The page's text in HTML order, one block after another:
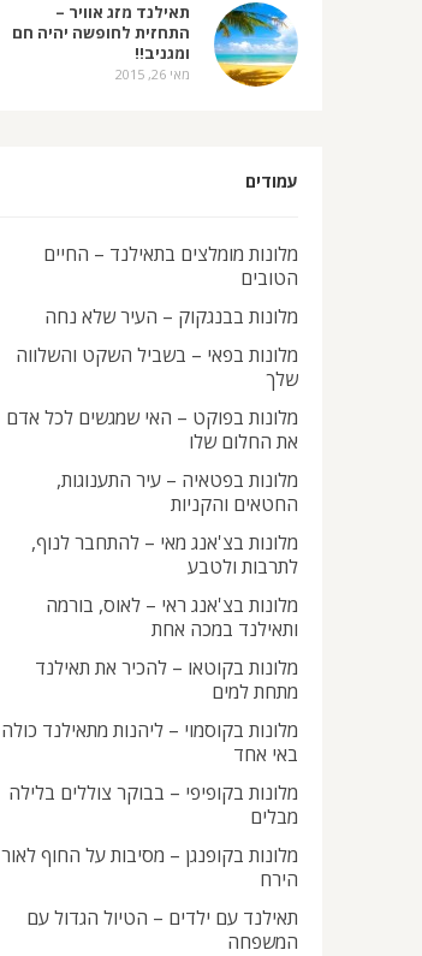
תאילנד מזג אוויר –
התחזית לחופשה יהיה חם
ומגניב!!
מאי 26, 2015
עמודים
מלונות מומלצים בתאילנד – החיים
הטובים
מלונות בבנגקוק – העיר שלא נחה
מלונות בפאי – בשביל השקט והשלווה
שלך
מלונות בפוקט – האי שמגשים לכל אדם
את החלום שלו
מלונות בפטאיה – עיר התענוגות,
החטאים והקניות
מלונות בצ'אנג מאי – להתחבר לנוף,
לתרבות ולטבע
מלונות בצ'אנג ראי – לאוס, בורמה
ותאילנד במכה אחת
מלונות בקוטאו – להכיר את תאילנד
מתחת למים
מלונות בקוסמוי – ליהנות מתאילנד כולה
באי אחד
מלונות בקופיפי – בבוקר צוללים בלילה
מבלים
מלונות בקופנגן – מסיבות על החוף לאור
הירח
תאילנד עם ילדים – הטיול הגדול עם
המשפחה